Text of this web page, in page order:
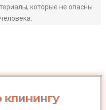
которые не опасны